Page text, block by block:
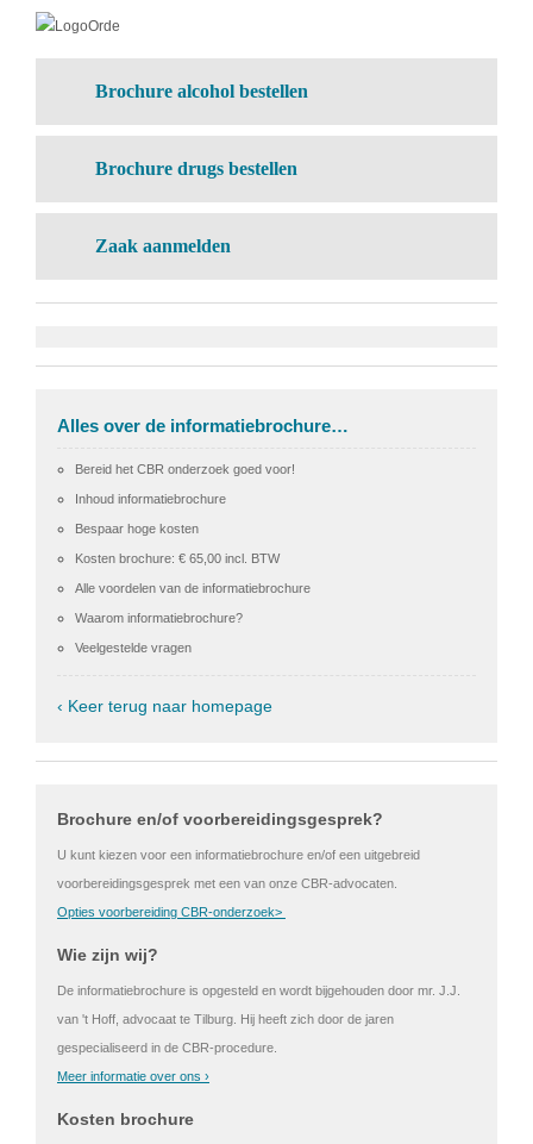
Brochure alcohol bestellen
Brochure drugs bestellen
Zaak aanmelden
Alles over de informatiebrochure…
Bereid het CBR onderzoek goed voor!
Inhoud informatiebrochure
Bespaar hoge kosten
Kosten brochure: € 65,00 incl. BTW
Alle voordelen van de informatiebrochure
Waarom informatiebrochure?
Veelgestelde vragen
‹ Keer terug naar homepage
Brochure en/of voorbereidingsgesprek?
U kunt kiezen voor een informatiebrochure en/of een uitgebreid
voorbereidingsgesprek met een van onze CBR-advocaten.
Opties voorbereiding CBR-onderzoek>
Wie zijn wij?
De informatiebrochure is opgesteld en wordt bijgehouden door mr. J.J.
van 't Hoff, advocaat te Tilburg. Hij heeft zich door de jaren
gespecialiseerd in de CBR-procedure.
Meer informatie over ons ›
Kosten brochure